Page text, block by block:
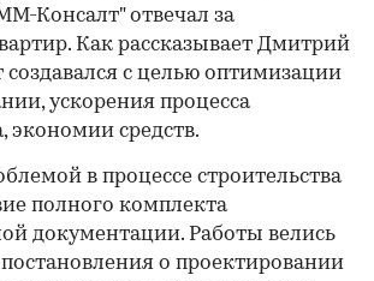
Консалт" отвечал за
Как рассказывает Дмитрий
создавался с целью оптимизации
ускорения процесса
экономии средств.
в процессе строительства
полного комплекта
документации. Работы велись
о проектировании